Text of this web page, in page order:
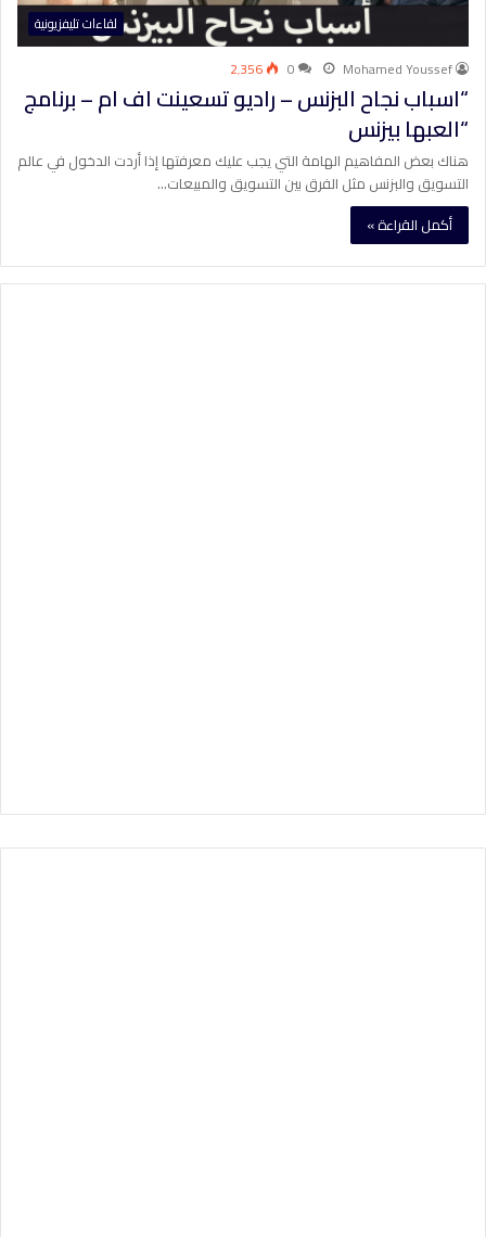
لقاءات تليفزيونية
Mohamed Youssef
0 2٬356
“اسباب نجاح البزنس – راديو تسعينت اف ام – برنامج
“العبها بيزنس
هناك بعض المفاهيم الهامة التي يجب عليك معرفتها إذا أردت الدخول في عالم
التسويق والبزنس مثل الفرق بين التسويق والمبيعات…
أكمل القراءة »